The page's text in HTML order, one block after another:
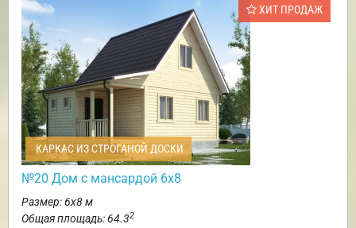
ХИТ ПРОДАЖ
КАРКАС ИЗ СТРОГАНОЙ ДОСКИ
№20 Дом с мансардой 6х8
Размер: 6х8 м
Общая площадь: 64.32